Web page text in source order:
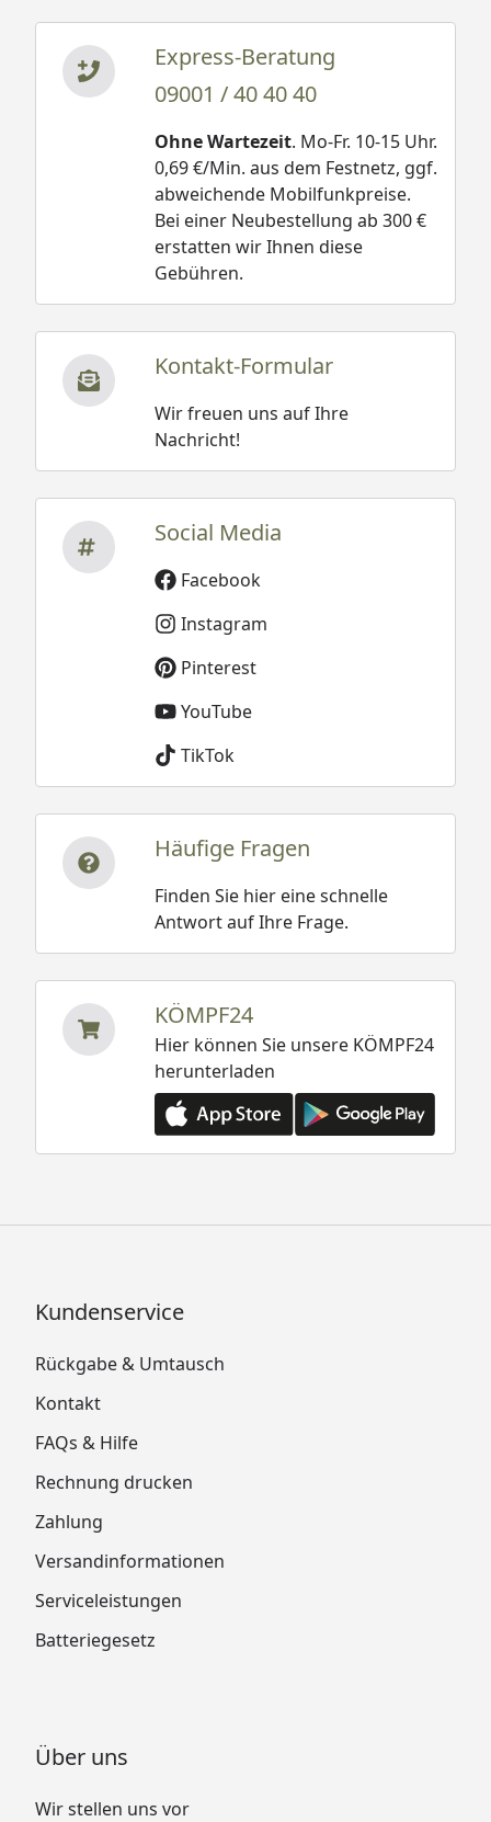
Express-Beratung
09001 / 40 40 40
Ohne Wartezeit. Mo-Fr. 10-15 Uhr.
0,69 €/Min. aus dem Festnetz, ggf.
abweichende Mobilfunkpreise.
Bei einer Neubestellung ab 300 €
erstatten wir Ihnen diese
Gebühren.
Kontakt-Formular
Wir freuen uns auf Ihre
Nachricht!
Social Media
Facebook
Instagram
Pinterest
YouTube
TikTok
Häufige Fragen
Finden Sie hier eine schnelle
Antwort auf Ihre Frage.
KÖMPF24
Hier können Sie unsere KÖMPF24
herunterladen
Kundenservice
Rückgabe & Umtausch
Kontakt
FAQs & Hilfe
Rechnung drucken
Zahlung
Versandinformationen
Serviceleistungen
Batteriegesetz
Über uns
Wir stellen uns vor